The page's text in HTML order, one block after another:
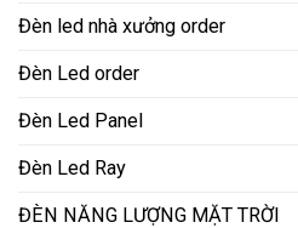
Đèn led nhà xưởng order
Đèn Led order
Đèn Led Panel
Đèn Led Ray
ĐÈN NĂNG LƯỢNG MẶT TRỜI